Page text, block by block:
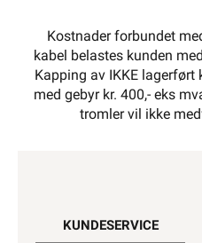
Kostnader forbundet
kabel belastes kunden
Kapping av IKKE
med gebyr kr. 400,- eks
tromler vil ikke
KUNDESERVICE